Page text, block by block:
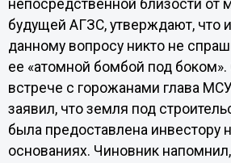
непосредственной близости от
будущей АГЗС, утверждают, что
данному вопросу никто не
ее «атомной бомбой под боком».
встрече с горожанами глава
заявил, что земля под
была предоставлена инвестору
основаниях. Чиновник